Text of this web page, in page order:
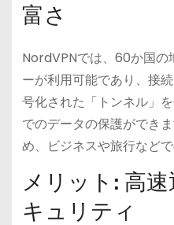
富さ
NordVPNでは、60か国
ーが利用可能であり、接
号化された「トンネル」
でのデータの保護ができ
め、ビジネスや旅行などで
メリット: 高
キュリティ